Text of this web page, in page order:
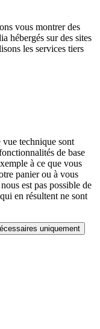
vous montrer des
hébergés sur des sites
les services tiers
vue technique sont
de base
à ce que vous
panier ou à vous
est pas possible de
en résultent ne sont
uniquement